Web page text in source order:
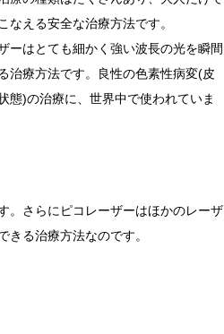
なえる安全な治療方法です。
ーはとても細かく強い波長の光を瞬間
治療方法です。良性の色素性病変(皮
態)の治療に、世界中で使われていま
。さらにピコレーザーはほかのレーザ
る治療方法なのです。